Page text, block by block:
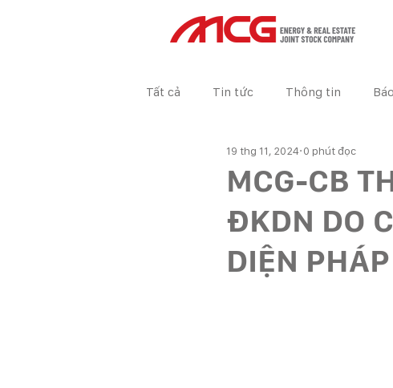
Tất cả Tin tức Thông tin
Tin tức Dự án BÁO CÁO TÀI
MCG-CB
ĐKDN DO
DIỆN
19 thg 11, 2024 0 phút đọc